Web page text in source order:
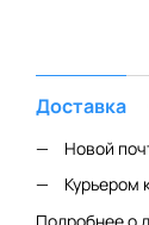
Доставка
Новой
Курьером